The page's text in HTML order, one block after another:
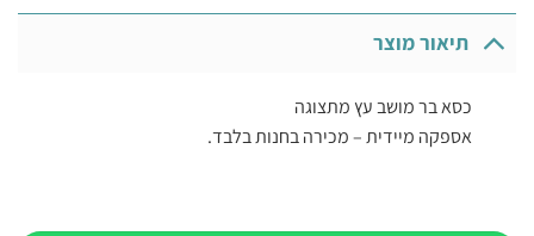
₪390.
₪190.
תיאור מוצר
כסא בר מושב עץ מתצוגה
אספקה מיידית – מכירה בחנות בלבד.